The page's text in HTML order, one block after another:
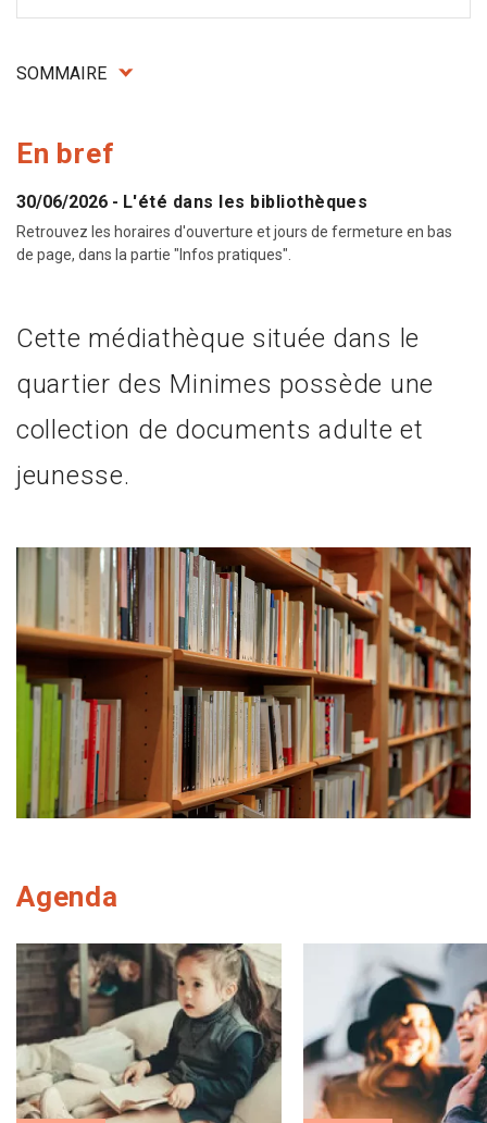
SOMMAIRE
En bref
30/06/2026 - L'été dans les bibliothèques
Retrouvez les horaires d'ouverture et jours de fermeture en bas
de page, dans la partie "Infos pratiques".
Cette médiathèque située dans le
quartier des Minimes possède une
collection de documents adulte et
jeunesse.
Agenda